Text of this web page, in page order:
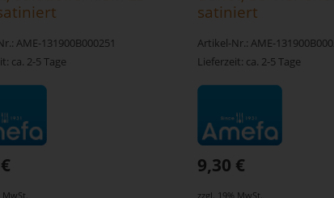
AME-131900B000251
ca. 2-5 Tage
MwSt.,
satiniert
Artikel-Nr.: AME-
Lieferzeit: ca. 2-5 Tage
9,30 €
zzgl. 19% MwSt.,